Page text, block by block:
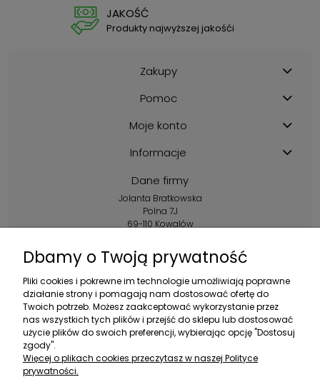
JAKOŚĆ
Produkty najwyższej jakośći
Zakupy
Pomoc
Moje konto
Informacje
Dane firmy
Jolanta Bratkowska
Polna 7J
69-110 Kowalów
+48 602 356 983
pon.-pt.: 10:00-16:00
sklep@ebratek.pl
Dbamy o Twoją prywatność
Pliki cookies i pokrewne im technologie umożliwiają poprawne
działanie strony i pomagają nam dostosować ofertę do
Twoich potrzeb. Możesz zaakceptować wykorzystanie przez
nas wszystkich tych plików i przejść do sklepu lub dostosować
użycie plików do swoich preferencji, wybierając opcję "Dostosuj
zgody".
Więcej o plikach cookies przeczytasz w naszej Polityce
prywatności.